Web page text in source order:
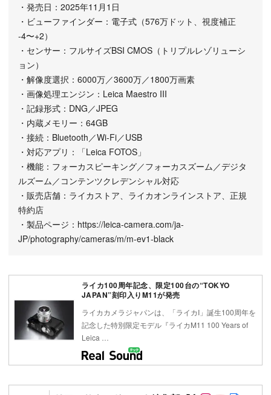
・発売日：2025年11月1日
・ビューファインダー：電子式（576万ドット、視度補正
-4〜+2）
・センサー：フルサイズBSI CMOS（トリプルレゾリューシ
ョン）
・解像度選択：6000万／3600万／1800万画素
・画像処理エンジン：Leica Maestro III
・記録形式：DNG／JPEG
・内蔵メモリー：64GB
・接続：Bluetooth／Wi-Fi／USB
・対応アプリ：「Leica FOTOS」
・機能：フォーカスピーキング／フォーカスズーム／デジタ
ルズーム／コンテンツクレデンシャル対応
・販売店舗：ライカストア、ライカオンラインストア、正規
特約店
・製品ページ：https://leica-camera.com/ja-
JP/photography/cameras/m/m-ev1-black
ライカ100周年記念、限定100台の“TOKYO
JAPAN”刻印入りM11が発売
ライカカメラジャパンは、「ライカI」誕生100周年を
記念した特別限定モデル『ライカM11 100 Years of
Leica …